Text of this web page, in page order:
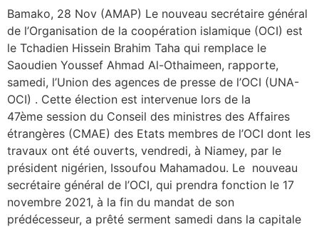
Bamako, 28 Nov (AMAP) Le nouveau secrétaire général
de l’Organisation de la coopération islamique (OCI) est
le Tchadien Hissein Brahim Taha qui remplace le
Saoudien Youssef Ahmad Al-Othaimeen, rapporte,
samedi, l’Union des agences de presse de l’OCI (UNA-
OCI) . Cette élection est intervenue lors de la
47ème session du Conseil des ministres des Affaires
étrangères (CMAE) des Etats membres de l’OCI dont les
travaux ont été ouverts, vendredi, à Niamey, par le
président nigérien, Issoufou Mahamadou. Le nouveau
secrétaire général de l’OCI, qui prendra fonction le 17
novembre 2021, à la fin du mandat de son
prédécesseur, a prêté serment samedi dans la capitale